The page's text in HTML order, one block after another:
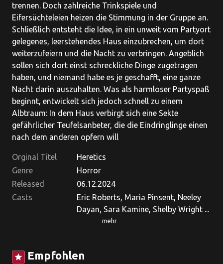
trennen. Doch zahlreiche Trinkspiele und
Eifersüchteleien heizen die Stimmung in der Gruppe an.
Schließlich entsteht die Idee, in ein unweit vom Partyort
gelegenes, leerstehendes Haus einzubrechen, um dort
weiterzufeiern und die Nacht zu verbringen. Angeblich
sollen sich dort einst schreckliche Dinge zugetragen
haben, und niemand habe es je geschafft, eine ganze
Nacht darin auszuhalten. Was als harmloser Partyspaß
beginnt, entwickelt sich jedoch schnell zu einem
Albtraum: In dem Haus verbirgt sich eine Sekte
gefährlicher Teufelsanbeter, die die Eindringlinge einen
nach dem anderen opfern will
Orginal Titel
Heretics
Genre
Horror
Released
06.12.2024
Casts
Eric Roberts, Maria Pinsent, Neeley
Dayan, Sara Kamine, Shelby Wright ...
mehr
star Empfohlen